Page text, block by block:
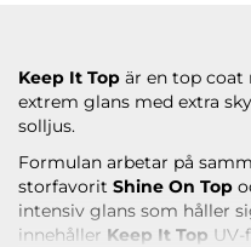
Keep It Top är en top coat
extrem glans med extra
solljus.
Formulan arbetar på
storfavorit Shine On Top
intensiv glans som håller
innehåller Keep It Top